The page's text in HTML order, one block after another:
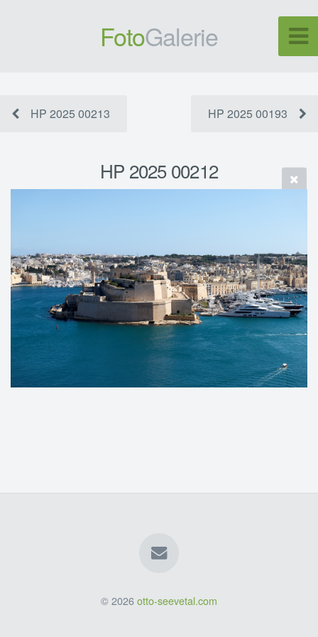
FotoGalerie
HP 2025 00213 HP 2025 00193
HP 2025 00212
© 2026otto-seevetal.com